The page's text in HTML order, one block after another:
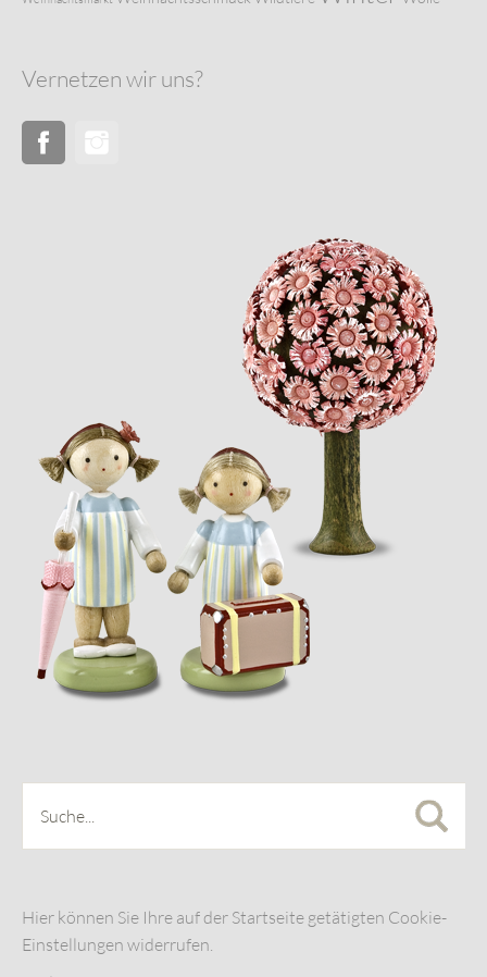
Vernetzen wir uns?
Hier können Sie Ihre auf der Startseite getätigten Cookie-
Einstellungen widerrufen.